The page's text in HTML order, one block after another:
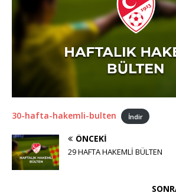
30-hafta-hakemli-bulten İndir
ÖNCEKI
29 HAFTA HAKEMLİ BÜLTEN